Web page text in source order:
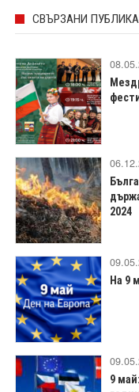
СВЪРЗАНИ
2024
На 9
9